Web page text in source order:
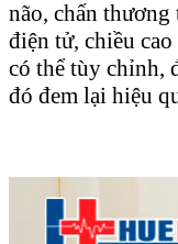
não, chấn
điện tử, chiều
có thể tùy chỉnh,
đó đem lại hiệu